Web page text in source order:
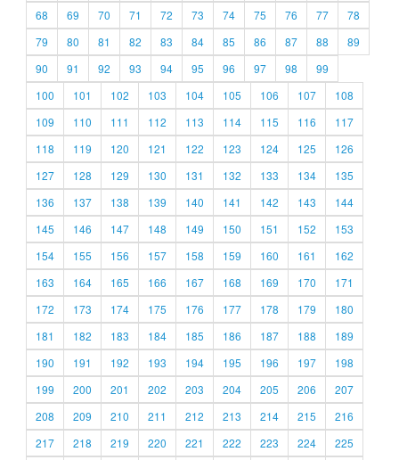
68
69 70 71 72 73 74 75 76 77
78
79
80 81 82 83 84 85 86 87 88
89
90
91 92 93 94 95 96 97 98
99
100
101 102 103 104 105 106 107
108
109
110 111 112 113 114 115 116
117
118
119 120 121 122 123 124 125
126
127
128 129 130 131 132 133 134
135
136
137 138 139 140 141 142 143
144
145
146 147 148 149 150 151 152
153
154
155 156 157 158 159 160 161
162
163
164 165 166 167 168 169 170
171
172
173 174 175 176 177 178 179
180
181
182 183 184 185 186 187 188
189
190
191 192 193 194 195 196 197
198
199
200 201 202 203 204 205 206
207
208
209 210 211 212 213 214 215
216
217
218 219 220 221 222 223 224
225